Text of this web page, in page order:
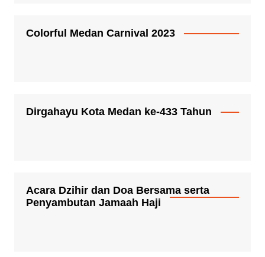
Colorful Medan Carnival 2023
Dirgahayu Kota Medan ke-433 Tahun
Acara Dzihir dan Doa Bersama serta
Penyambutan Jamaah Haji